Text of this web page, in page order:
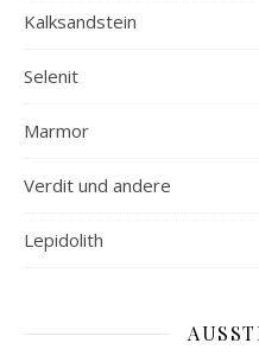
Kalksandstein
Selenit
Marmor
Verdit und andere
Lepidolith